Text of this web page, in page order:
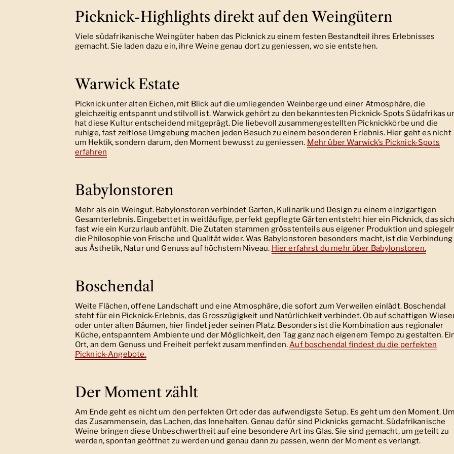
Picknick-Highlights direkt auf den Weingütern
Viele südafrikanische Weingüter haben das Picknick zu einem festen Bestandteil ihres Erlebnisses
gemacht. Sie laden dazu ein, ihre Weine genau dort zu geniessen, wo sie entstehen.
Warwick Estate
Picknick unter alten Eichen, mit Blick auf die umliegenden Weinberge und einer Atmosphäre, die
gleichzeitig entspannt und stilvoll ist. Warwick gehört zu den bekanntesten Picknick-Spots Südafrikas
hat diese Kultur entscheidend mitgeprägt. Die liebevoll zusammengestellten Picknickkörbe und die
ruhige, fast zeitlose Umgebung machen jeden Besuch zu einem besonderen Erlebnis. Hier geht es nicht
um Hektik, sondern darum, den Moment bewusst zu geniessen. Mehr über Warwick’s Picknick-Spots
erfahren
Babylonstoren
Mehr als ein Weingut. Babylonstoren verbindet Garten, Kulinarik und Design zu einem einzigartigen
Gesamterlebnis. Eingebettet in weitläufige, perfekt gepflegte Gärten entsteht hier ein Picknick, das
fast wie ein Kurzurlaub anfühlt. Die Zutaten stammen grösstenteils aus eigener Produktion und
die Philosophie von Frische und Qualität wider. Was Babylonstoren besonders macht, ist die Verbindung
aus Ästhetik, Natur und Genuss auf höchstem Niveau. Hier erfahrst du mehr über Babylonstoren.
Boschendal
Weite Flächen, offene Landschaft und eine Atmosphäre, die sofort zum Verweilen einlädt. Boschendal
steht für ein Picknick-Erlebnis, das Grosszügigkeit und Natürlichkeit verbindet. Ob auf schattigen
oder unter alten Bäumen, hier findet jeder seinen Platz. Besonders ist die Kombination aus regionaler
Küche, entspanntem Ambiente und der Möglichkeit, den Tag ganz nach eigenem Tempo zu gestalten.
Ort, an dem Genuss und Freiheit perfekt zusammenfinden.Auf boschendal findest du die perfekten
Picknick-Angebote.
Der Moment zählt
Am Ende geht es nicht um den perfekten Ort oder das aufwendigste Setup. Es geht um den Moment.
das Zusammensein, das Lachen, das Innehalten. Genau dafür sind Picknicks gemacht. Südafrikanische
Weine bringen diese Unbeschwertheit auf eine besondere Art ins Glas. Sie sind gemacht, um geteilt zu
werden, spontan geöffnet zu werden und genau dann zu passen, wenn der Moment es verlangt.